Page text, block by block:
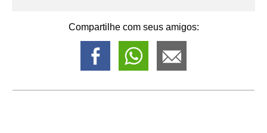
Compartilhe com seus amigos: